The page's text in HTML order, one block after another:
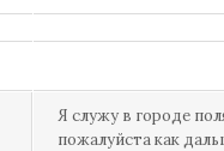
Я служу в городе
пожалуйста как